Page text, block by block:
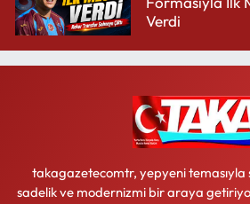
Verdi
takagazetecomtr, yepyeni temasıyla
sadelik ve modernizmi bir araya